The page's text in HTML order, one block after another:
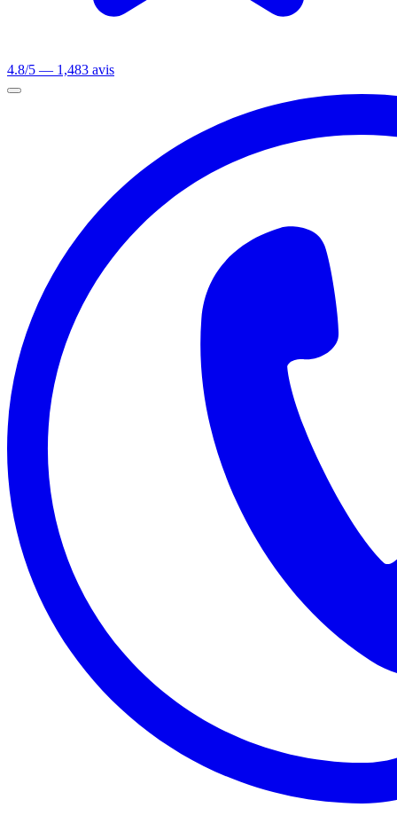
4.8/5 — 1,483 avis
Ouvrir le menu